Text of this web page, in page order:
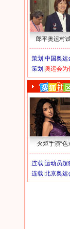
郎平奥运村
策划| 中国奥运
策划| 奥运会为
火炬手演“色
连载| 运动员超
连载| 北京奥运